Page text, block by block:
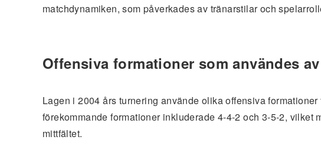
matchdynamiken, som påverkades av tränarstilar och
Offensiva formationer som användes
Lagen i 2004 års turnering använde olika offensiva
förekommande formationer inkluderade 4-4-2 och 3-5-2,
mittfältet.